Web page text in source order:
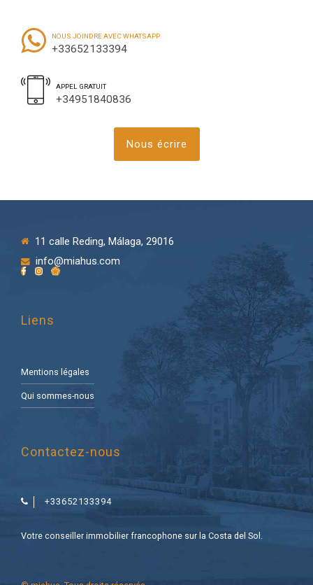
NOUS JOINDRE AVEC WHATSAPP
+33652133394
APPEL GRATUIT
+34951840836
Nous écrire
11 calle Reding, Málaga, 29016
info@miahus.com
Liens
Mentions légales
Qui sommes-nous
Contactez-nous
+33652133394
Votre conseiller immobilier francophone sur la Costa del Sol.